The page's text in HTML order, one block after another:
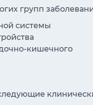
групп
системы
кишечного